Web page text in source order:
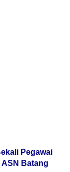
Pegawai
Batang